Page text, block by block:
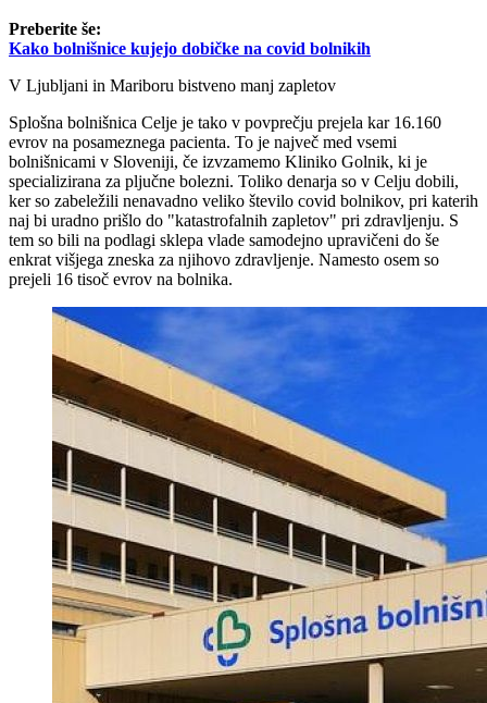
Preberite še:
Kako bolnišnice kujejo dobičke na covid bolnikih
V Ljubljani in Mariboru bistveno manj zapletov
Splošna bolnišnica Celje je tako v povprečju prejela kar 16.160
evrov na posameznega pacienta. To je največ med vsemi
bolnišnicami v Sloveniji, če izvzamemo Kliniko Golnik, ki je
specializirana za pljučne bolezni. Toliko denarja so v Celju dobili,
ker so zabeležili nenavadno veliko število covid bolnikov, pri katerih
naj bi uradno prišlo do "katastrofalnih zapletov" pri zdravljenju. S
tem so bili na podlagi sklepa vlade samodejno upravičeni do še
enkrat višjega zneska za njihovo zdravljenje. Namesto osem so
prejeli 16 tisoč evrov na bolnika.